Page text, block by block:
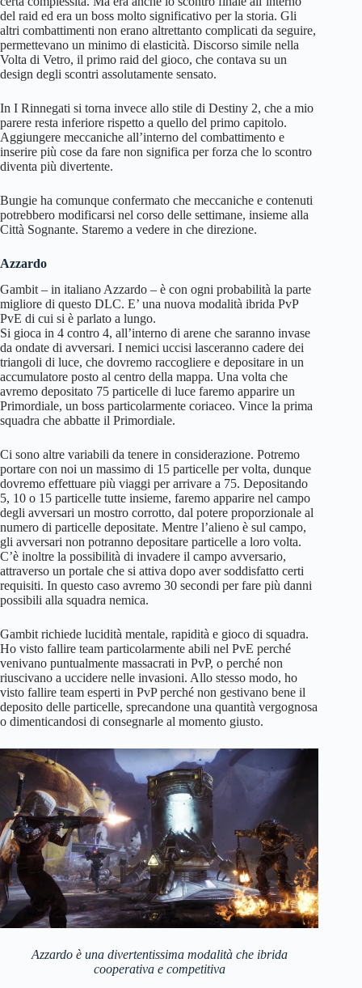
del raid ed era un boss molto significativo per la storia. Gli
altri combattimenti non erano altrettanto complicati da seguire,
permettevano un minimo di elasticità. Discorso simile nella
Volta di Vetro, il primo raid del gioco, che contava su un
design degli scontri assolutamente sensato.
In I Rinnegati si torna invece allo stile di Destiny 2, che a mio
parere resta inferiore rispetto a quello del primo capitolo.
Aggiungere meccaniche all’interno del combattimento e
inserire più cose da fare non significa per forza che lo scontro
diventa più divertente.
Bungie ha comunque confermato che meccaniche e contenuti
potrebbero modificarsi nel corso delle settimane, insieme alla
Città Sognante. Staremo a vedere in che direzione.
Azzardo
Gambit – in italiano Azzardo – è con ogni probabilità la parte
migliore di questo DLC. E’ una nuova modalità ibrida PvP
PvE di cui si è parlato a lungo.
Si gioca in 4 contro 4, all’interno di arene che saranno invase
da ondate di avversari. I nemici uccisi lasceranno cadere dei
triangoli di luce, che dovremo raccogliere e depositare in un
accumulatore posto al centro della mappa. Una volta che
avremo depositato 75 particelle di luce faremo apparire un
Primordiale, un boss particolarmente coriaceo. Vince la prima
squadra che abbatte il Primordiale.
Ci sono altre variabili da tenere in considerazione. Potremo
portare con noi un massimo di 15 particelle per volta, dunque
dovremo effettuare più viaggi per arrivare a 75. Depositando
5, 10 o 15 particelle tutte insieme, faremo apparire nel campo
degli avversari un mostro corrotto, dal potere proporzionale al
numero di particelle depositate. Mentre l’alieno è sul campo,
gli avversari non potranno depositare particelle a loro volta.
C’è inoltre la possibilità di invadere il campo avversario,
attraverso un portale che si attiva dopo aver soddisfatto certi
requisiti. In questo caso avremo 30 secondi per fare più danni
possibili alla squadra nemica.
Gambit richiede lucidità mentale, rapidità e gioco di squadra.
Ho visto fallire team particolarmente abili nel PvE perché
venivano puntualmente massacrati in PvP, o perché non
riuscivano a uccidere nelle invasioni. Allo stesso modo, ho
visto fallire team esperti in PvP perché non gestivano bene il
deposito delle particelle, sprecandone una quantità vergognosa
o dimenticandosi di consegnarle al momento giusto.
Azzardo è una divertentissima modalità che ibrida
cooperativa e competitiva